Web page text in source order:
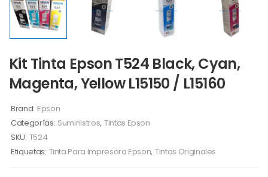
Kit Tinta Epson T524 Black, Cyan,
Magenta, Yellow L15150 / L15160
Brand: Epson
Categorías: Suministros, Tintas Epson
SKU: T524
Etiquetas: Tinta Para Impresora Epson, Tintas Originales